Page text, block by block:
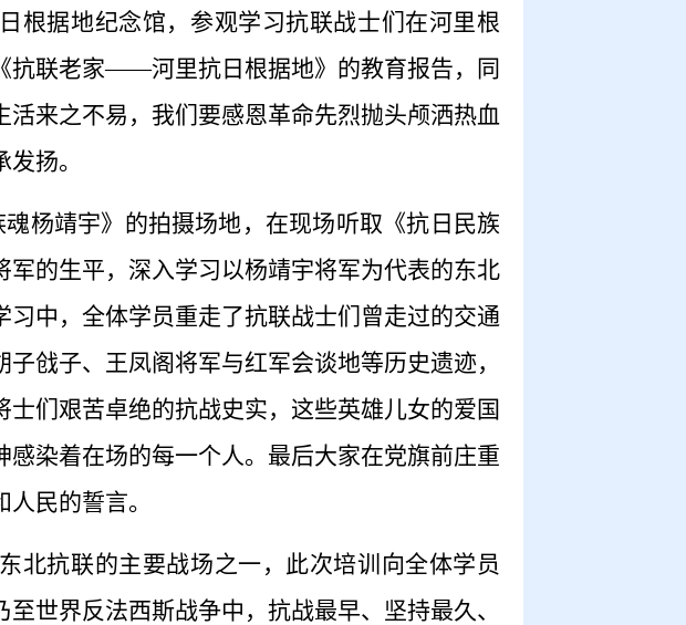
根据地纪念馆，参观学习抗联战士们在河里根
抗联老家——河里抗日根据地》的教育报告，同
来之不易，我们要感恩革命先烈抛头颅洒热血
扬。
杨靖宇》的拍摄场地，在现场听取《抗日民族
的生平，深入学习以杨靖宇将军为代表的东北
中，全体学员重走了抗联战士们曾走过的交通
戗子、王凤阁将军与红军会谈地等历史遗迹，
们艰苦卓绝的抗战史实，这些英雄儿女的爱国
染着在场的每一个人。最后大家在党旗前庄重
民的誓言。
北抗联的主要战场之一，此次培训向全体学员
世界反法西斯战争中，抗战最早、坚持最久、